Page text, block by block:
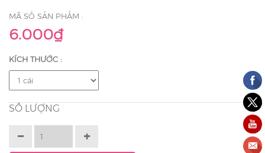
MÃ SỐ SẢN PHẨM :
6.000₫
KÍCH THƯỚC :
SỐ LƯỢNG